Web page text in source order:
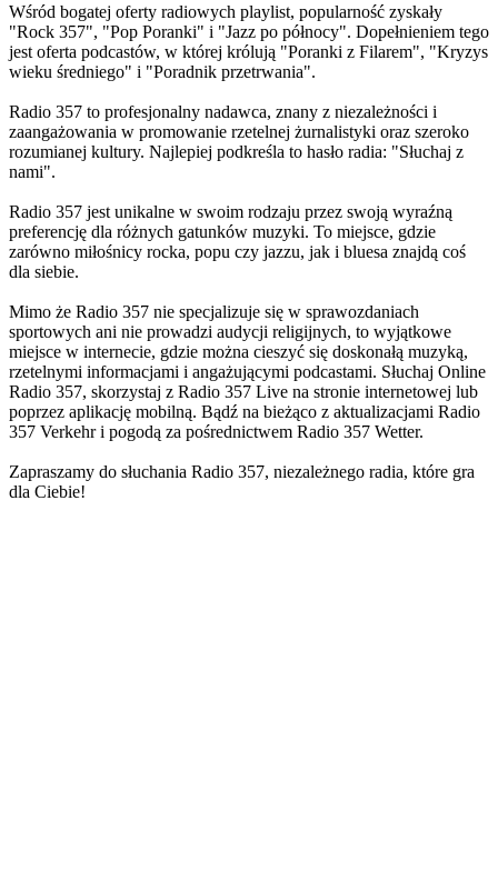
Wśród bogatej oferty radiowych playlist, popularność zyskały
"Rock 357", "Pop Poranki" i "Jazz po północy". Dopełnieniem tego
jest oferta podcastów, w której królują "Poranki z Filarem", "Kryzys
wieku średniego" i "Poradnik przetrwania".
Radio 357 to profesjonalny nadawca, znany z niezależności i
zaangażowania w promowanie rzetelnej żurnalistyki oraz szeroko
rozumianej kultury. Najlepiej podkreśla to hasło radia: "Słuchaj z
nami".
Radio 357 jest unikalne w swoim rodzaju przez swoją wyraźną
preferencję dla różnych gatunków muzyki. To miejsce, gdzie
zarówno miłośnicy rocka, popu czy jazzu, jak i bluesa znajdą coś
dla siebie.
Mimo że Radio 357 nie specjalizuje się w sprawozdaniach
sportowych ani nie prowadzi audycji religijnych, to wyjątkowe
miejsce w internecie, gdzie można cieszyć się doskonałą muzyką,
rzetelnymi informacjami i angażującymi podcastami. Słuchaj Online
Radio 357, skorzystaj z Radio 357 Live na stronie internetowej lub
poprzez aplikację mobilną. Bądź na bieżąco z aktualizacjami Radio
357 Verkehr i pogodą za pośrednictwem Radio 357 Wetter.
Zapraszamy do słuchania Radio 357, niezależnego radia, które gra
dla Ciebie!